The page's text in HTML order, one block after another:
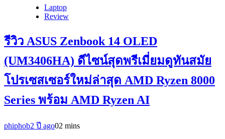
Laptop
Review
รีวิว ASUS Zenbook 14 OLED
(UM3406HA) ดีไซน์สุดพรีเมี่ยมดูทันสมัย
โปรเซสเซอร์ใหม่ล่าสุด AMD Ryzen 8000
Series พร้อม AMD Ryzen AI
phiphob2 ปี ago02 mins